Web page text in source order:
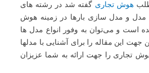
هوش تجاری گفته شد در رشته های
مدل و مدل سازی بارها در زمینه هوش
است و می‌توان به وفور انواع مدل ها
جهت این مقاله را برای آشنایی با مدلها
تجاری را جهت ارائه به شما عزیزان